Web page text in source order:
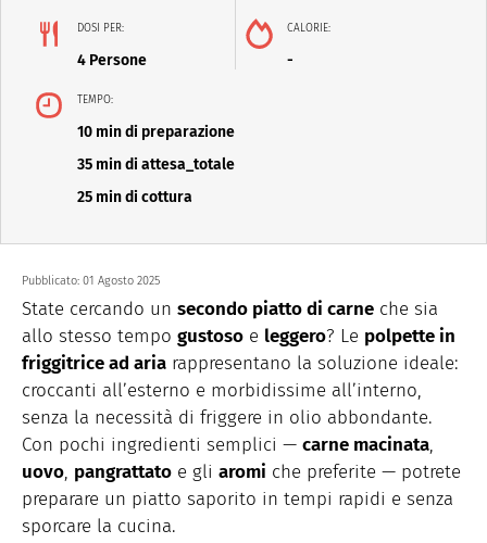
DOSI PER:
4 Persone
CALORIE:
-
TEMPO:
10 min di preparazione
35 min di attesa_totale
25 min di cottura
Pubblicato: 01 Agosto 2025
State cercando un secondo piatto di carne che sia
allo stesso tempo gustoso e leggero? Le polpette in
friggitrice ad aria rappresentano la soluzione ideale:
croccanti all’esterno e morbidissime all’interno,
senza la necessità di friggere in olio abbondante.
Con pochi ingredienti semplici — carne macinata,
uovo, pangrattato e gli aromi che preferite — potrete
preparare un piatto saporito in tempi rapidi e senza
sporcare la cucina.